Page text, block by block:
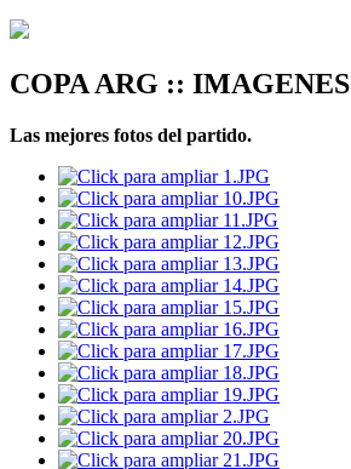
COPA ARG :: IMAGENES
Las mejores fotos del partido.